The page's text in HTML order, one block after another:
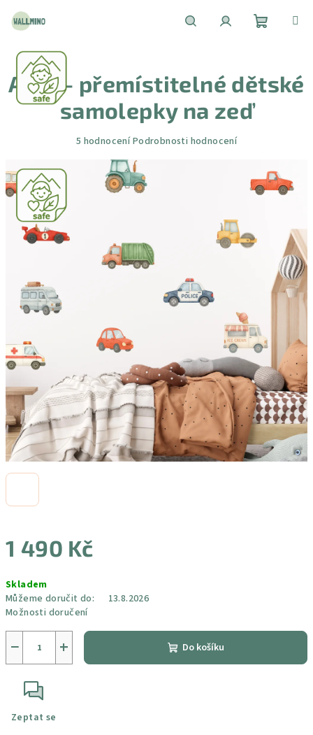
obsah
košík
1 490 Kč
cena:
Skladem
Můžeme doručit do:
13.8.2026
Možnosti doručení
+
− Do košíku
Zeptat se
Auta - přemístitelné dětské
samolepky na zeď
Průměrné
produktu
5 hodnoceníPodrobnosti hodnocení